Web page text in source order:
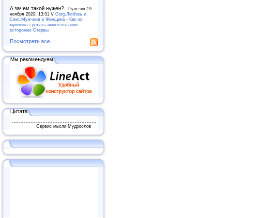
А зачем такой нужен?.. Пупсчик 19
ноября 2020, 13:01 // Gorg.Любовь и
Секс.Мужчина и Женщина - Как из
мужчины сделать импотента или
осторожно Стервы.
Посмотреть все
Мы рекомендуем
Цитата
Сервис мысли Мудрослов